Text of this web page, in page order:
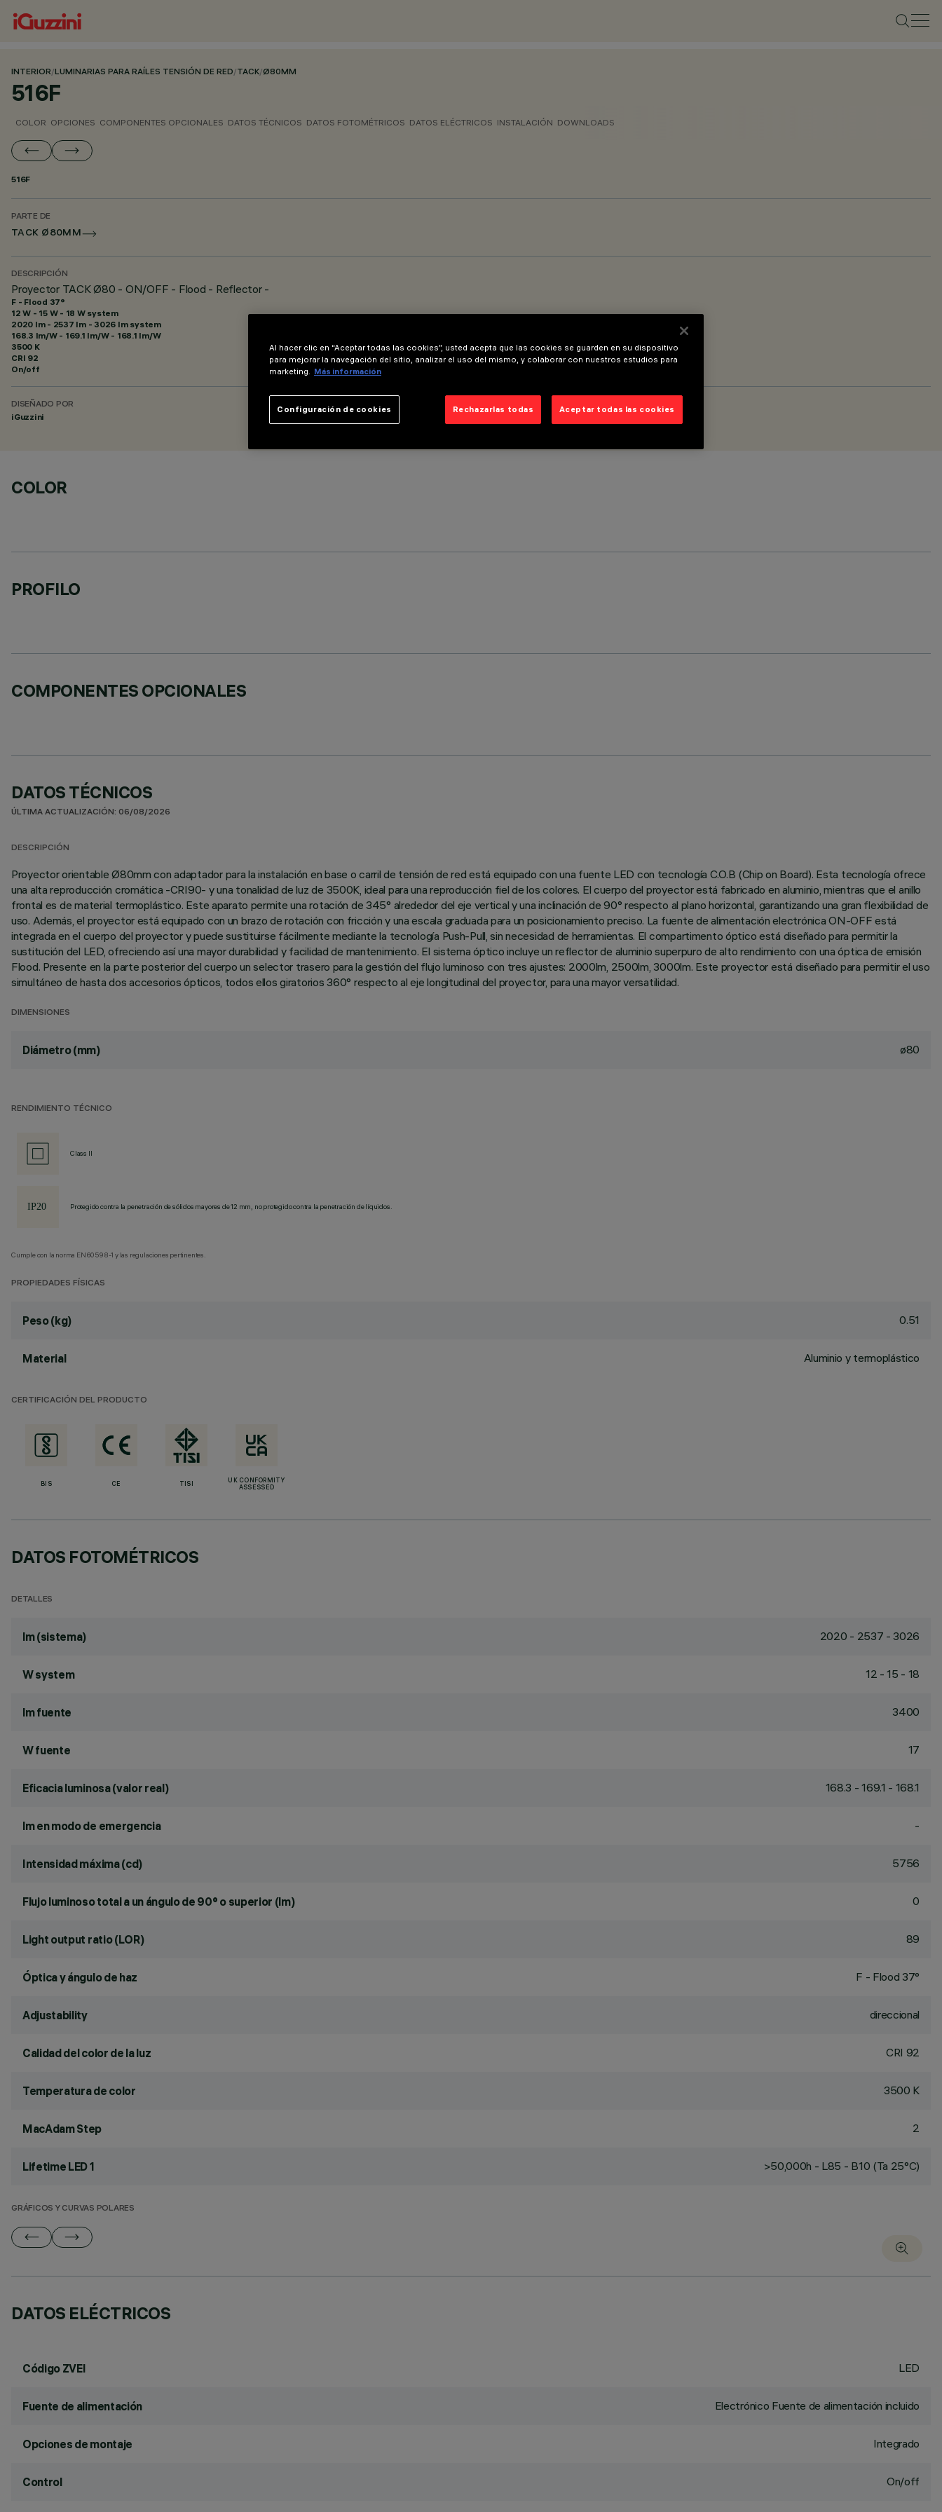
INTERIOR/LUMINARIAS PARA RAÍLES TENSIÓN DE RED/TACK/Ø80MM
516F
COLOR OPCIONES COMPONENTES OPCIONALES DATOS TÉCNICOS DATOS FOTOMÉTRICOS DATOS ELÉCTRICOS INSTALACIÓN DOWNLOADS
516F
PARTE DE
TACK Ø80MM
DESCRIPCIÓN
Proyector TACK Ø80 - ON/OFF - Flood - Reflector -
F - Flood 37°
12 W - 15 W - 18 W system
2020 lm - 2537 lm - 3026 lm system
168.3 lm/W - 169.1 lm/W - 168.1 lm/W
3500 K
CRI 92
On/off
DISEÑADO POR
iGuzzini
COLOR
PROFILO
COMPONENTES OPCIONALES
DATOS TÉCNICOS
ÚLTIMA ACTUALIZACIÓN: 06/08/2026
DESCRIPCIÓN
Proyector orientable Ø80mm con adaptador para la instalación en base o carril de tensión de red está equipado con una fuente LED con tecnología C.O.B (Chip on Board). Esta tecnología ofrece
una alta reproducción cromática -CRI90- y una tonalidad de luz de 3500K, ideal para una reproducción fiel de los colores. El cuerpo del proyector está fabricado en aluminio, mientras que el anillo
frontal es de material termoplástico. Este aparato permite una rotación de 345° alrededor del eje vertical y una inclinación de 90° respecto al plano horizontal, garantizando una gran flexibilidad de
uso. Además, el proyector está equipado con un brazo de rotación con fricción y una escala graduada para un posicionamiento preciso. La fuente de alimentación electrónica ON-OFF está
integrada en el cuerpo del proyector y puede sustituirse fácilmente mediante la tecnología Push-Pull, sin necesidad de herramientas. El compartimento óptico está diseñado para permitir la
sustitución del LED, ofreciendo así una mayor durabilidad y facilidad de mantenimiento. El sistema óptico incluye un reflector de aluminio superpuro de alto rendimiento con una óptica de emisión
Flood. Presente en la parte posterior del cuerpo un selector trasero para la gestión del flujo luminoso con tres ajustes: 2000lm, 2500lm, 3000lm. Este proyector está diseñado para permitir el uso
simultáneo de hasta dos accesorios ópticos, todos ellos giratorios 360° respecto al eje longitudinal del proyector, para una mayor versatilidad.
DIMENSIONES
Diámetro (mm) ø80
RENDIMIENTO TÉCNICO
Class II
Protegido contra la penetración de sólidos mayores de 12 mm, no protegido contra la penetración de líquidos.
Cumple con la norma EN60598-1 y las regulaciones pertinentes.
PROPIEDADES FÍSICAS
Peso (kg) 0.51
Material Aluminio y termoplástico
CERTIFICACIÓN DEL PRODUCTO
BIS CE TISI
UK CONFORMITY
ASSESSED
DATOS FOTOMÉTRICOS
DETALLES
lm (sistema) 2020 - 2537 - 3026
W system 12 - 15 - 18
lm fuente 3400
W fuente 17
Eficacia luminosa (valor real) 168.3 - 169.1 - 168.1
lm en modo de emergencia -
Intensidad máxima (cd) 5756
Flujo luminoso total a un ángulo de 90° o superior (lm) 0
Light output ratio (LOR) 89
Óptica y ángulo de haz F - Flood 37°
Adjustability direccional
Calidad del color de la luz CRI 92
Temperatura de color 3500 K
MacAdam Step 2
Lifetime LED 1 >50,000h - L85 - B10 (Ta 25°C)
GRÁFICOS Y CURVAS POLARES
DATOS ELÉCTRICOS
Código ZVEI LED
Fuente de alimentación Electrónico Fuente de alimentación incluido
Opciones de montaje Integrado
Control On/off
Al hacer clic en “Aceptar todas las cookies”, usted acepta que las cookies se guarden en su dispositivo
para mejorar la navegación del sitio, analizar el uso del mismo, y colaborar con nuestros estudios para
marketing. Más información
Rechazarlas todas Aceptar todas las cookies
Configuración de cookies